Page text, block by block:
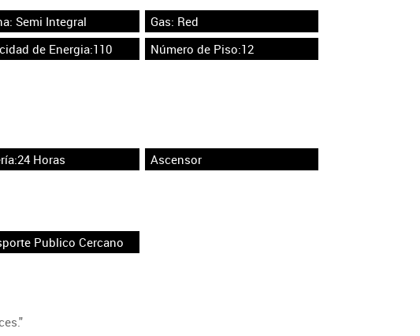
Semi Integral
Gas: Red
de Energia:110
Número de Piso:12
Horas Ascensor
Publico Cercano